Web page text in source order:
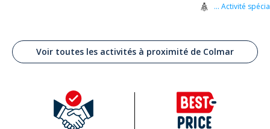
... Activité
Voir toutes les activités à proximité de Colmar